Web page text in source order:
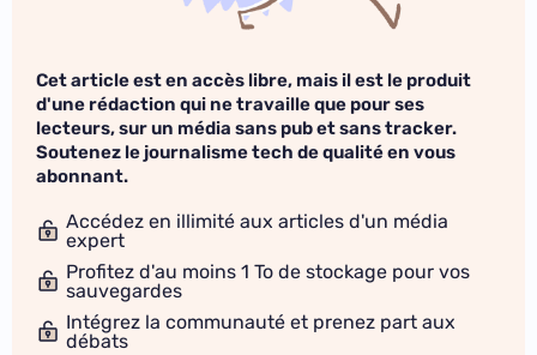
Cet article est en accès libre, mais il est le produit
d'une rédaction qui ne travaille que pour ses
lecteurs, sur un média sans pub et sans tracker.
Soutenez le journalisme tech de qualité en vous
abonnant.
Accédez en illimité aux articles d'un média
expert
Profitez d'au moins 1 To de stockage pour vos
sauvegardes
Intégrez la communauté et prenez part aux
débats